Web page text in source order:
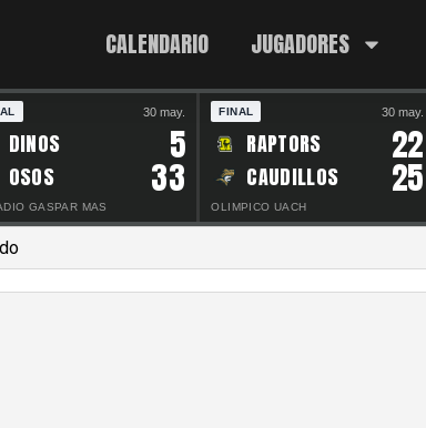
CALENDARIO JUGADORES
30 may.
DINOS 5
OSOS 33
GASPAR MAS
FINAL 30 may.
RAPTORS 22
CAUDILLOS 25
OLIMPICO UACH